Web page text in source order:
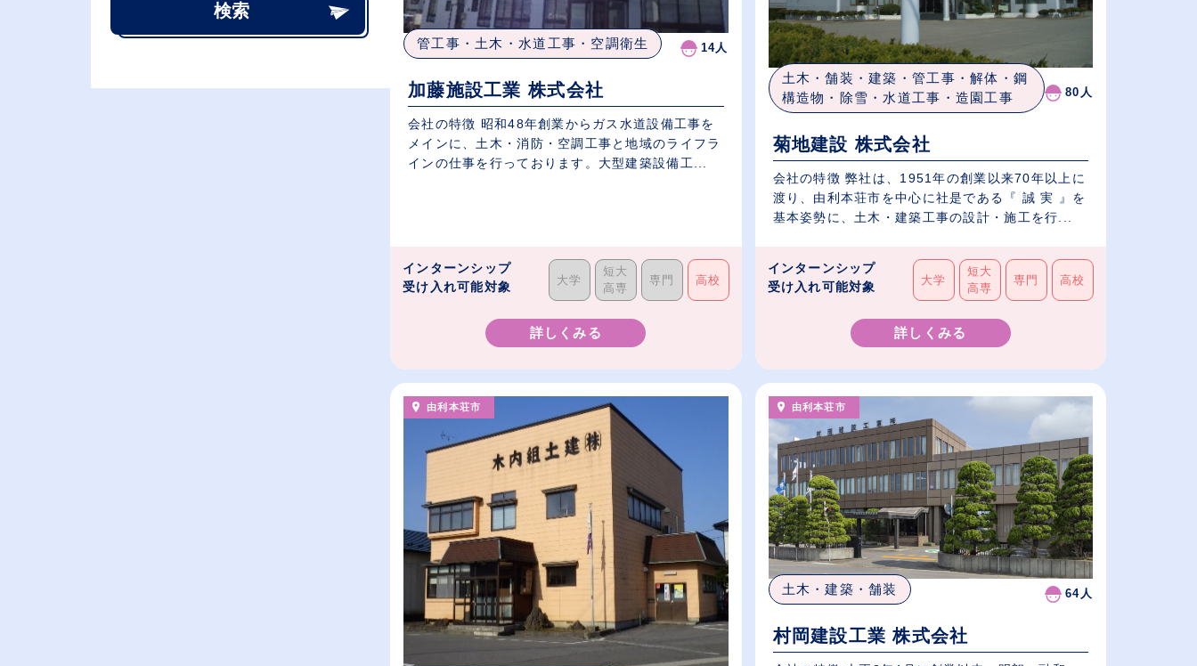
検索
管工事・土木・水道工事・空調衛生 14人
加藤施設工業 株式会社
会社の特徴 昭和48年創業からガス水道設備工事を
メインに、土木・消防・空調工事と地域のライフラ
インの仕事を行っております。大型建築設備工...
インターンシップ
受け入れ可能対象
大学
短大
高専
専門 高校
詳しくみる
土木・舗装・建築・管工事・解体・鋼
構造物・除雪・水道工事・造園工事
80人
菊地建設 株式会社
会社の特徴 弊社は、1951年の創業以来70年以上に
渡り、由利本荘市を中心に社是である『 誠 実 』を
基本姿勢に、土木・建築工事の設計・施工を行...
インターンシップ
受け入れ可能対象
大学
短大
高専
専門 高校
詳しくみる
由利本荘市 由利本荘市
土木・建築・舗装 64人
村岡建設工業 株式会社